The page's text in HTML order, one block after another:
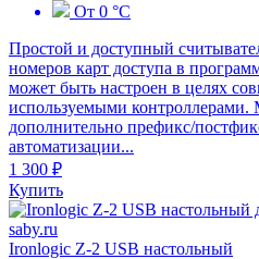
От 0 °С
Простой и доступный
номеров карт доступа в
может быть настроен в целях
используемыми контроллерами.
дополнительно префикс/
автоматизации...
1 300 ₽
Купить
Ironlogic Z-2 USB настольный